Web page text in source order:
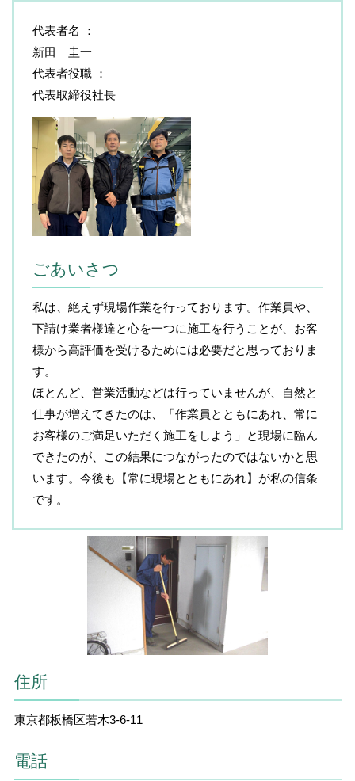
住所
東京都板橋区若木3-6-11
電話
代表者名
新田 圭一
代表者役職
代表取締役社長
ごあいさつ
私は、絶えず現場作業を行っております。作業員や、
下請け業者様達と心を一つに施工を行うことが、お客
様から高評価を受けるためには必要だと思っておりま
す。
ほとんど、営業活動などは行っていませんが、自然と
仕事が増えてきたのは、「作業員とともにあれ、常に
お客様のご満足いただく施工をしよう」と現場に臨ん
できたのが、この結果につながったのではないかと思
います。今後も【常に現場とともにあれ】が私の信条
です。